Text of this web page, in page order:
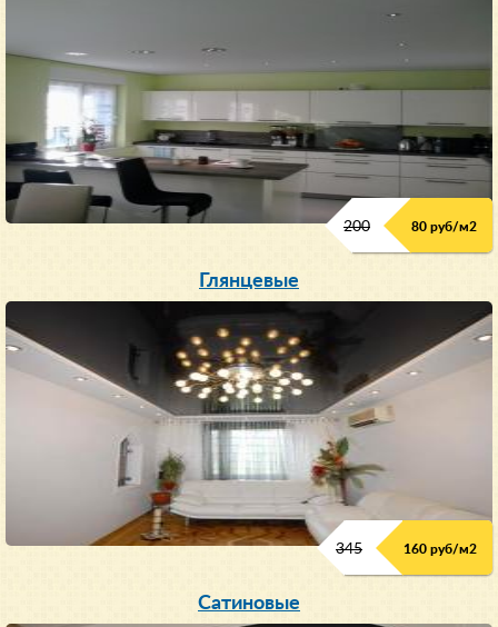
200 80 руб/м2
Глянцевые
345 160 руб/м2
Сатиновые